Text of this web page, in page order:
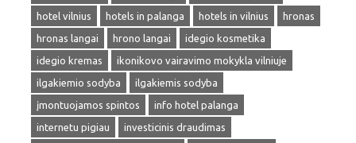
hotel vilnius
hotels in palanga hotels in vilnius
hronas
hronas langai
hrono langai
idegio kosmetika
idegio kremas
ikonikovo vairavimo mokykla vilniuje
ilgakiemio sodyba
ilgakiemis sodyba
įmontuojamos spintos
info hotel palanga
internetu pigiau
investicinis draudimas